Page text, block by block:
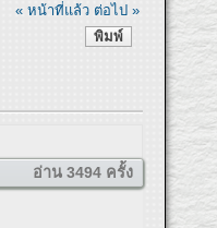
« หน้าที่แล้ว ต่อไป »
พิมพ์
อ่าน 3494 ครั้ง